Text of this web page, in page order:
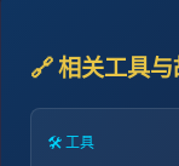
🔗 相关工具
🛠️ 工具